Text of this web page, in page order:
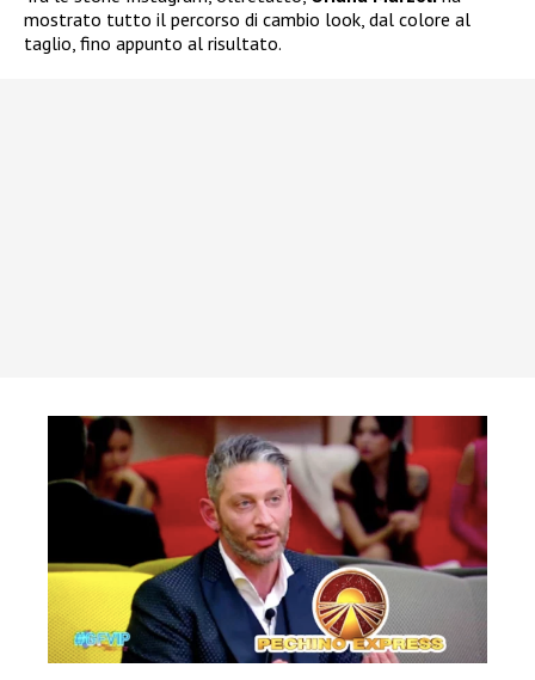
mostrato tutto il percorso di cambio look, dal colore al
taglio, fino appunto al risultato.